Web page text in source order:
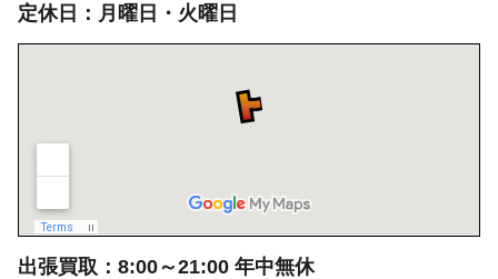
定休日：月曜日・火曜日
出張買取：8:00～21:00 年中無休